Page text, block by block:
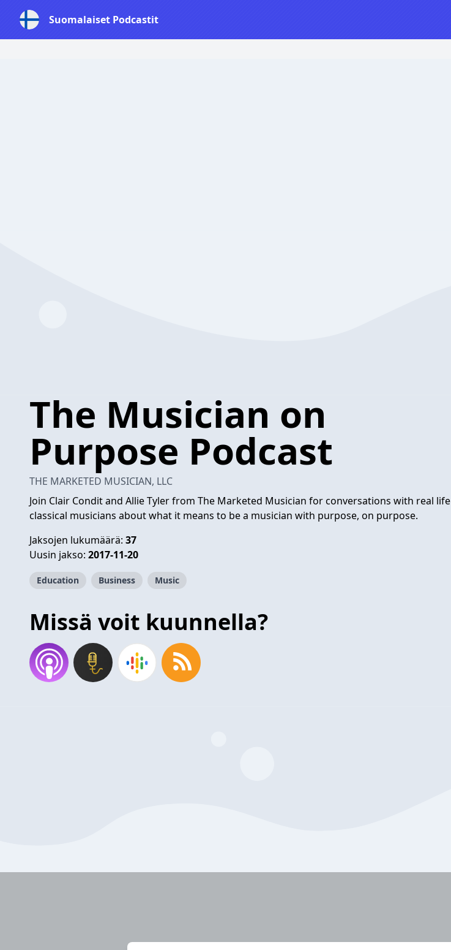
Suomalaiset Podcastit
The Musician on
Purpose Podcast
THE MARKETED MUSICIAN, LLC
Join Clair Condit and Allie Tyler from The Marketed Musician for conversations with real life
classical musicians about what it means to be a musician with purpose, on purpose.
Jaksojen lukumäärä: 37
Uusin jakso: 2017-11-20
Education Business Music
Missä voit kuunnella?